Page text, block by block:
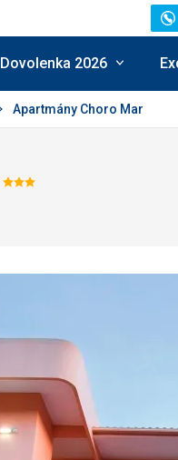
Dovolenka 2026
Apartmány Choro Mar
Hodnotenie: